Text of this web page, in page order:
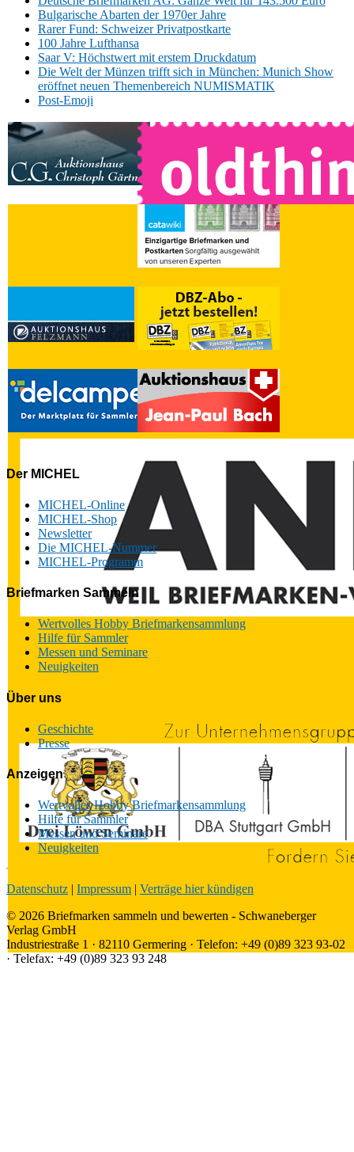
Bulgarische Abarten der 1970er Jahre
Rarer Fund: Schweizer Privatpostkarte
100 Jahre Lufthansa
Saar V: Höchstwert mit erstem Druckdatum
Die Welt der Münzen trifft sich in München: Munich Show
eröffnet neuen Themenbereich NUMISMATIK
Post-Emoji
Der MICHEL
MICHEL-Online
MICHEL-Shop
Newsletter
Die MICHEL-Nummer
MICHEL-Programm
Briefmarken Sammeln
Wertvolles Hobby Briefmarkensammlung
Hilfe für Sammler
Messen und Seminare
Neuigkeiten
Über uns
Geschichte
Presse
Anzeigen
Wertvolles Hobby Briefmarkensammlung
Hilfe für Sammler
Messen und Seminare
Neuigkeiten
Datenschutz | Impressum | Verträge hier kündigen
© 2026 Briefmarken sammeln und bewerten - Schwaneberger
Verlag GmbH
Industriestraße 1 · 82110 Germering · Telefon: +49 (0)89 323 93-02
· Telefax: +49 (0)89 323 93 248